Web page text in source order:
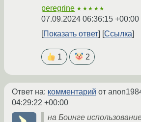
peregrine ★★★★★
07.09.2024 06:36:15 +00:00
Показать ответ
Ссылка
1 2
Ответ на: комментарий от
04:29:22 +00:00
на Боинге